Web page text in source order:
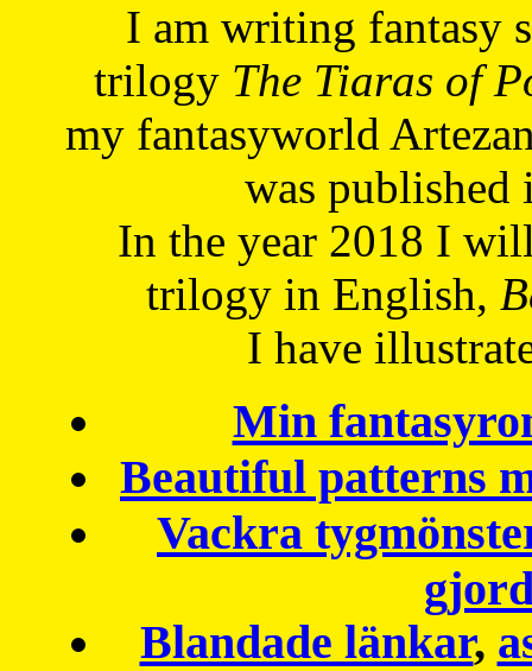
I am writing fantasy
trilogy The Tiaras of
my fantasyworld
was published
In the year 2018 I
trilogy in English,
I have
Min
Beautiful patterns
Vackra
Blandade länkar,